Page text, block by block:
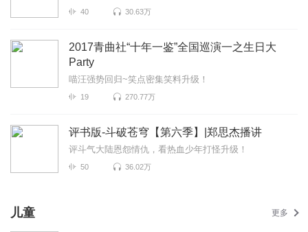
40 30.63万
2017青曲社“十年一鉴”全国巡演一之生日大
Party
喵汪强势回归~笑点密集笑料升级！
19 270.77万
评书版-斗破苍穹【第六季】|郑思杰播讲
评斗气大陆恩怨情仇，看热血少年打怪升级！
50 36.02万
儿童 更多